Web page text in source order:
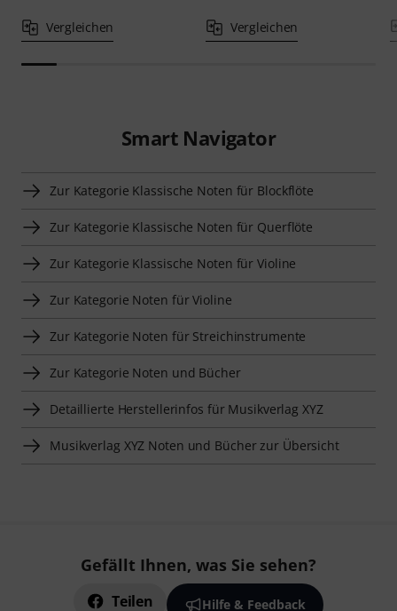
Vergleichen Vergleichen
Smart Navigator
Zur Kategorie Klassische Noten für Blockflöte
Zur Kategorie Klassische Noten für Querflöte
Zur Kategorie Klassische Noten für Violine
Zur Kategorie Noten für Violine
Zur Kategorie Noten für Streichinstrumente
Zur Kategorie Noten und Bücher
Detaillierte Herstellerinfos für Musikverlag XYZ
Musikverlag XYZ Noten und Bücher zur Übersicht
Gefällt Ihnen, was Sie sehen?
Teilen Hilfe & Feedback